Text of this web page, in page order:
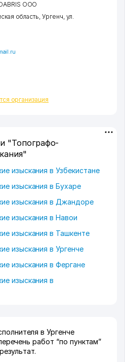
организация
ООО
область,Ургенч, ул.
"Топографо-
изыскания в Узбекистане
изыскания в Бухаре
изыскания в Джандоре
изыскания в Навои
изыскания в Ташкенте
изыскания в Ургенче
изыскания в Фергане
изыскания в
в Ургенче
работ “по пунктам”